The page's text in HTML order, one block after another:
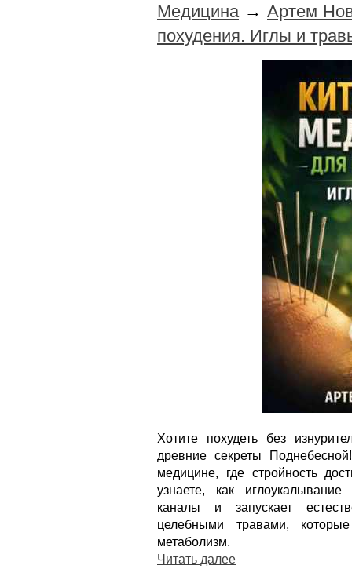
Медицина → Артем
похудения. Иглы и
Хотите похудеть без
древние секреты
медицине, где стройность
узнаете, как иглоукалывание
каналы и запускает
целебными травами,
метаболизм.
Читать далее